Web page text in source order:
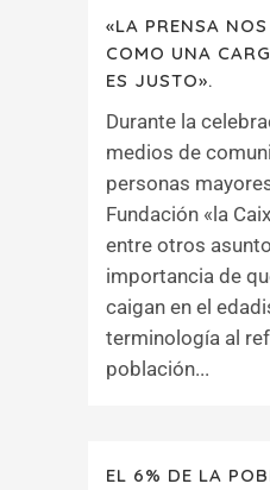
«LA PRENSA
COMO UNA
ES JUSTO».
Durante la
medios de
personas
Fundación «la
entre otros
importancia de
caigan en el
terminología al
población...
EL 6% DE LA